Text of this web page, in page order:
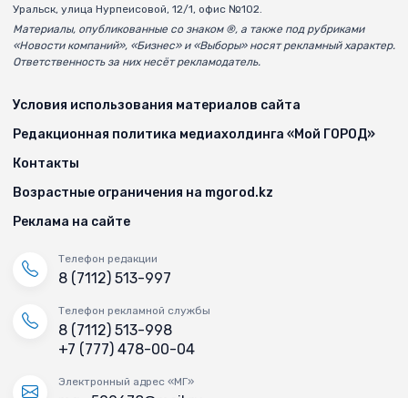
Уральск, улица Нурпеисовой, 12/1, офис №102.
Материалы, опубликованные со знаком ®, а также под рубриками
«Новости компаний», «Бизнес» и «Выборы» носят рекламный характер.
Ответственность за них несёт рекламодатель.
Условия использования материалов сайта
Редакционная политика медиахолдинга «Мой ГОРОД»
Контакты
Возрастные ограничения на mgorod.kz
Реклама на сайте
Телефон редакции
8 (7112) 513-997
Телефон рекламной службы
8 (7112) 513-998
+7 (777) 478-00-04
Электронный адрес «МГ»